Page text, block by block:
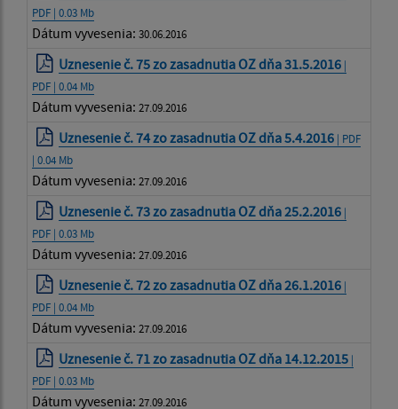
PDF | 0.03 Mb
Dátum vyvesenia: 30.06.2016
Uznesenie č. 75 zo zasadnutia OZ dňa 31.5.2016 |
PDF | 0.04 Mb
Dátum vyvesenia: 27.09.2016
Uznesenie č. 74 zo zasadnutia OZ dňa 5.4.2016 | PDF
| 0.04 Mb
Dátum vyvesenia: 27.09.2016
Uznesenie č. 73 zo zasadnutia OZ dňa 25.2.2016 |
PDF | 0.03 Mb
Dátum vyvesenia: 27.09.2016
Uznesenie č. 72 zo zasadnutia OZ dňa 26.1.2016 |
PDF | 0.04 Mb
Dátum vyvesenia: 27.09.2016
Uznesenie č. 71 zo zasadnutia OZ dňa 14.12.2015 |
PDF | 0.03 Mb
Dátum vyvesenia: 27.09.2016